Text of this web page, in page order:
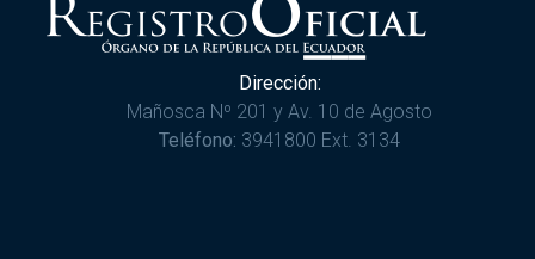
Dirección:
Mañosca Nº 201 y Av. 10 de Agosto
Teléfono: 3941800 Ext. 3134